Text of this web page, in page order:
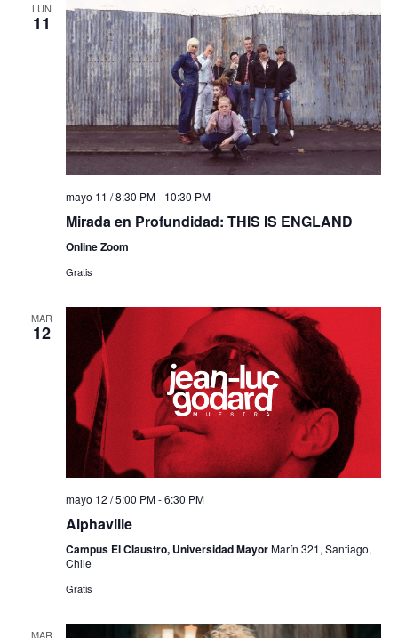
LUN
11
mayo 11 / 8:30 PM- 10:30 PM
Mirada en Profundidad: THIS IS ENGLAND
Online Zoom
Gratis
MAR
12
mayo 12 / 5:00 PM-6:30 PM
Alphaville
Campus El Claustro, Universidad MayorMarín 321, Santiago,
Chile
Gratis
MAR